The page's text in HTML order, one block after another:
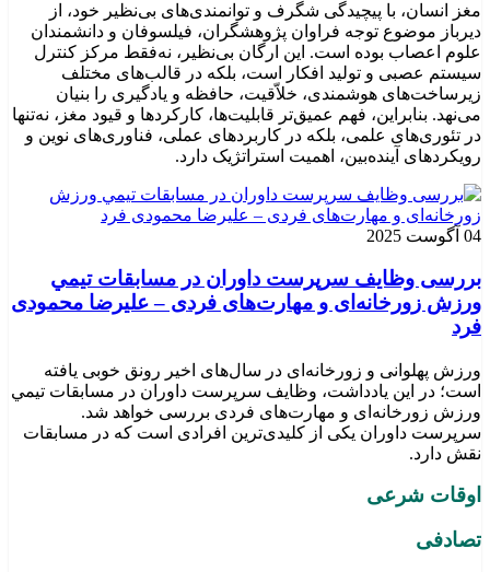
مغز انسان، با پیچیدگی شگرف و توانمندی‌های بی‌نظیر خود، از
دیرباز موضوع توجه فراوان پژوهشگران، فیلسوفان و دانشمندان
علوم اعصاب بوده است. این ارگان بی‌نظیر، نه‌فقط مرکز کنترل
سیستم عصبی و تولید افکار است، بلکه در قالب‌های مختلف
زیرساخت‌های هوشمندی، خلاّقیت، حافظه و یادگیری را بنیان
می‌نهد. بنابراین، فهم عمیق‌تر قابلیت‌ها، کارکردها و قیود مغز، نه‌تنها
در تئوری‌های علمی، بلکه در کاربردهای عملی، فناوری‌های نوین و
رویکردهای آینده‌بین، اهمیت استراتژیک دارد.
04 آگوست 2025
بررسی وظايف سرپرست داوران در مسابقات تیمي
ورزش زورخانه‌ای و مهارت‌های فردی – علیرضا محمودی
فرد
ورزش پهلوانی و زورخانه‌ای در سال‌های اخیر رونق خوبی یافته
است؛ در این یادداشت، وظایف سرپرست داوران در مسابقات تیمي
ورزش زورخانه‌ای و مهارت‌های فردی بررسی خواهد شد.
سرپرست داوران یکی از کلیدی‌ترین افرادی است که در مسابقات
نقش دارد.
اوقات شرعی
تصادفی